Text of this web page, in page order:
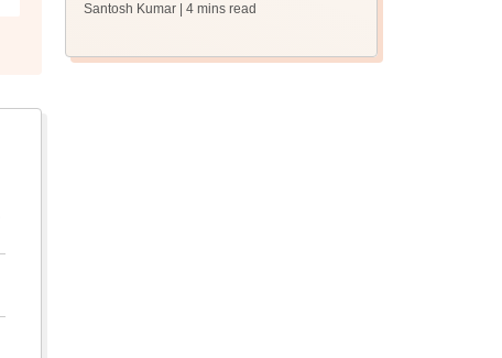
Santosh Kumar | 4 mins read